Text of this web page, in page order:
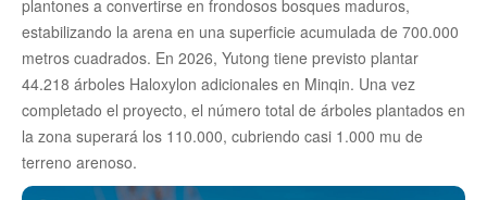
plantones a convertirse en frondosos bosques maduros,
estabilizando la arena en una superficie acumulada de 700.000
metros cuadrados. En 2026, Yutong tiene previsto plantar
44.218 árboles Haloxylon adicionales en Minqin. Una vez
completado el proyecto, el número total de árboles plantados en
la zona superará los 110.000, cubriendo casi 1.000 mu de
terreno arenoso.